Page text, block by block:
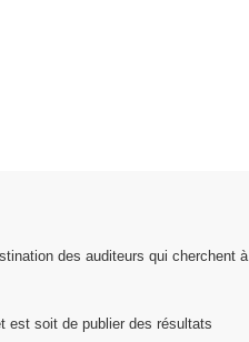
des auditeurs qui cherchent à
est soit de publier des résultats